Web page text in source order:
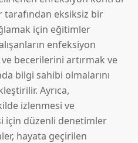
tarafından eksiksiz bir
için eğitimler
enfeksiyon
becerilerini artırmak ve
bilgi sahibi olmalarını
Ayrıca,
izlenmesi ve
için düzenli denetimler
hayata geçirilen